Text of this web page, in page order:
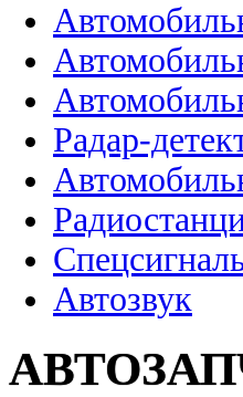
Радар-
Автозвук